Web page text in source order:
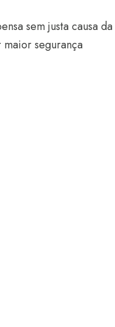
sem justa causa da
segurança